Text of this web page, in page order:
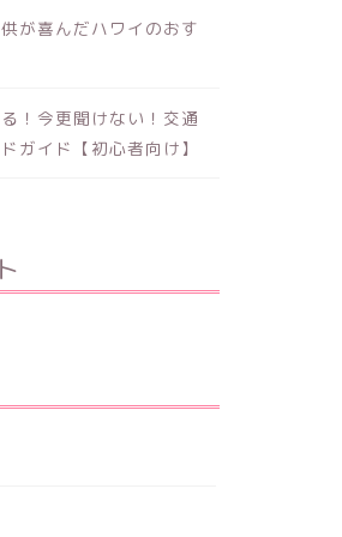
が喜んだハワイのおす
！今更聞けない！交通
ガイド【初心者向け】